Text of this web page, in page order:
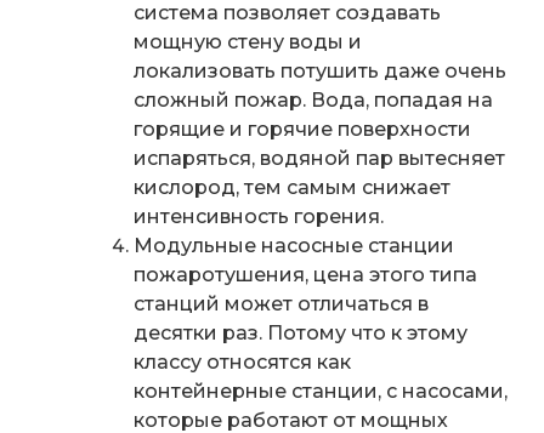
система позволяет создавать
мощную стену воды и
локализовать потушить даже очень
сложный пожар. Вода, попадая на
горящие и горячие поверхности
испаряться, водяной пар вытесняет
кислород, тем самым снижает
интенсивность горения.
Модульные насосные станции
пожаротушения, цена этого типа
станций может отличаться в
десятки раз. Потому что к этому
классу относятся как
контейнерные станции, с насосами,
которые работают от мощных